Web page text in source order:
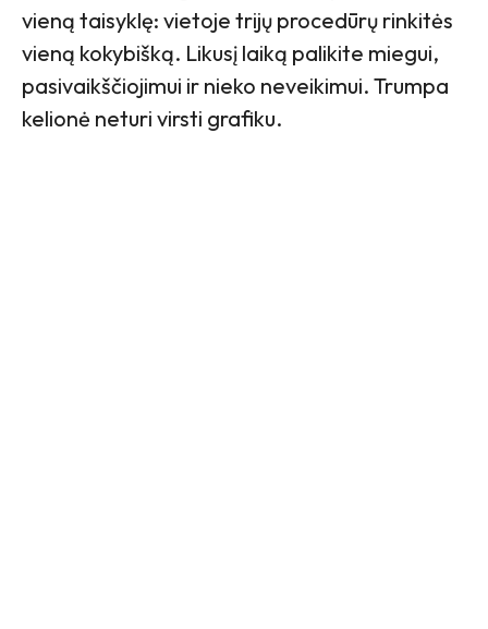
vieną taisyklę: vietoje trijų procedūrų rinkitės
vieną kokybišką. Likusį laiką palikite miegui,
pasivaikščiojimui ir nieko neveikimui. Trumpa
kelionė neturi virsti grafiku.